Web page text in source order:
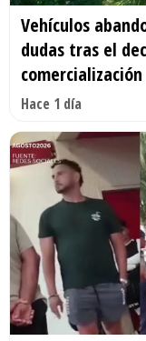
Vehículos
dudas tras el
comercialización
Hace 1 día